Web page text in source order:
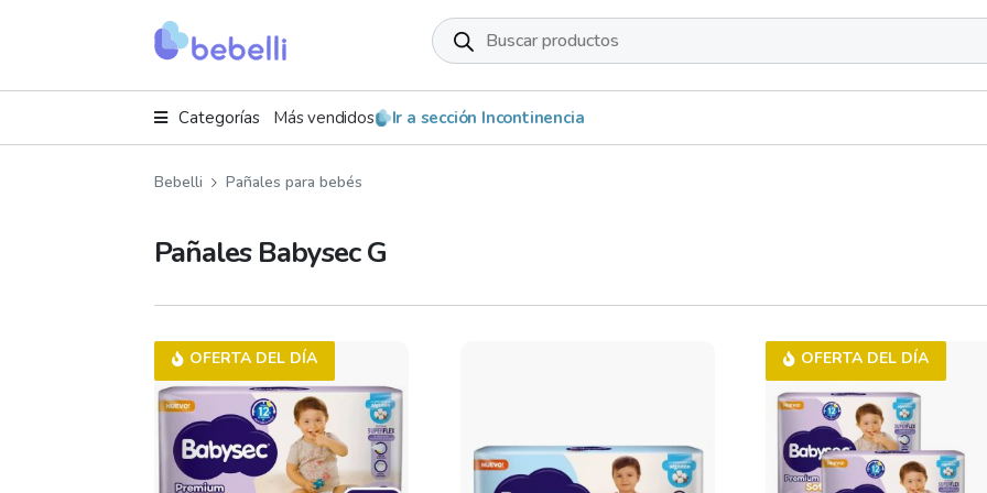
Products
search
Categorías Más vendidos Ir a sección Incontinencia
Bebelli Pañales para bebés
Pañales Babysec G
OFERTA DEL DÍA OFERTA DEL DÍA